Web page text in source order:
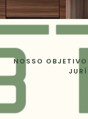
NOSSO